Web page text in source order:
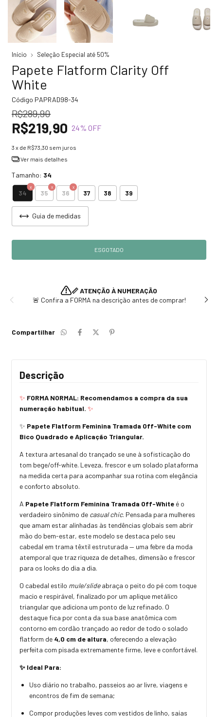
Início Seleção Especial até 50%
Papete Flatform Clarity Off
White
Código PAPRAD98-34
R$289,90
R$219,90 24% OFF
3 x de R$73,30 sem juros
Ver mais detalhes
Tamanho: 34
34 35 36 37 38 39
Guia de medidas
📏 ATENÇÃO À NUMERAÇÃO
🚨 Confira a FORMA na descrição antes de comprar!
Compartilhar
Descrição
✨ FORMA NORMAL: Recomendamos a compra da sua
numeração habitual. ✨
✨ Papete Flatform Feminina Tramada Off-White com
Bico Quadrado e Aplicação Triangular.
A textura artesanal do trançado se une à sofisticação do
tom bege/off-white. Leveza, frescor e um solado plataforma
na medida certa para acompanhar sua rotina com elegância
e conforto absoluto.
A Papete Flatform Feminina Tramada Off-White é o
verdadeiro sinônimo de casual chic. Pensada para mulheres
que amam estar alinhadas às tendências globais sem abrir
mão do bem-estar, este modelo se destaca pelo seu
cabedal em trama têxtil estruturada — uma febre da moda
atemporal que traz riqueza de detalhes, dimensão e frescor
para os looks do dia a dia.
O cabedal estilo mule/slideabraça o peito do pé com toque
macio e respirável, finalizado por um aplique metálico
triangular que adiciona um ponto de luz refinado. O
destaque fica por conta da sua base anatômica com
contorno em cordão trançado ao redor de todo o solado
flatform de 4,0 cm de altura, oferecendo a elevação
perfeita com pisada extremamente firme, leve e confortável.
✨ Ideal Para:
Uso diário no trabalho, passeios ao ar livre, viagens e
encontros de fim de semana;
Compor produções leves com vestidos de linho, saias